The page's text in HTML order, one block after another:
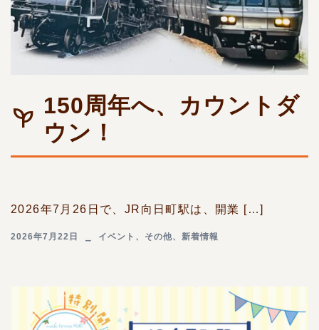
150周年へ、カウントダ
ウン！
2026年7月26日で、JR向日町駅は、開業 […]
2026年7月22日 イベント 、 その他、 新着情報